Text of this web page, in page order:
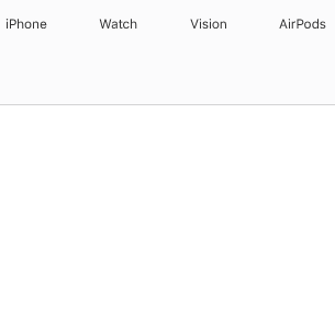
iPhone Watch Vision AirPods